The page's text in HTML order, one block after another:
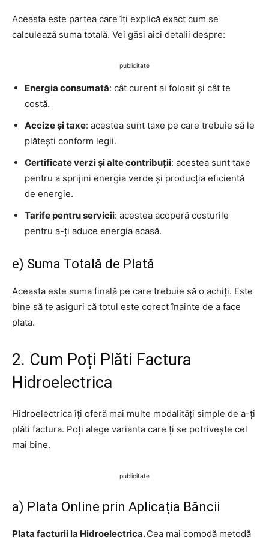
Aceasta este partea care îți explică exact cum se
calculează suma totală. Vei găsi aici detalii despre:
publicitate
Energia consumată: cât curent ai folosit și cât te
costă.
Accize și taxe: acestea sunt taxe pe care trebuie să le
plătești conform legii.
Certificate verzi și alte contribuții: acestea sunt taxe
pentru a sprijini energia verde și producția eficientă
de energie.
Tarife pentru servicii: acestea acoperă costurile
pentru a-ți aduce energia acasă.
e) Suma Totală de Plată
Aceasta este suma finală pe care trebuie să o achiți. Este
bine să te asiguri că totul este corect înainte de a face
plata.
2. Cum Poți Plăti Factura
Hidroelectrica
Hidroelectrica îți oferă mai multe modalități simple de a-ți
plăti factura. Poți alege varianta care ți se potrivește cel
mai bine.
publicitate
a) Plata Online prin Aplicația Băncii
Plata facturii la Hidroelectrica.Cea mai comodă metodă